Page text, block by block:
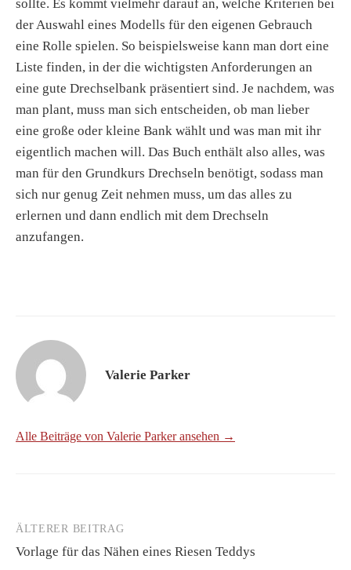
sollte. Es kommt vielmehr darauf an, welche Kriterien bei
der Auswahl eines Modells für den eigenen Gebrauch
eine Rolle spielen. So beispielsweise kann man dort eine
Liste finden, in der die wichtigsten Anforderungen an
eine gute Drechselbank präsentiert sind. Je nachdem, was
man plant, muss man sich entscheiden, ob man lieber
eine große oder kleine Bank wählt und was man mit ihr
eigentlich machen will. Das Buch enthält also alles, was
man für den Grundkurs Drechseln benötigt, sodass man
sich nur genug Zeit nehmen muss, um das alles zu
erlernen und dann endlich mit dem Drechseln
anzufangen.
Valerie Parker
Alle Beiträge von Valerie Parker ansehen →
Beitrags-
Navigation
ÄLTERER BEITRAG
Vorlage für das Nähen eines Riesen Teddys